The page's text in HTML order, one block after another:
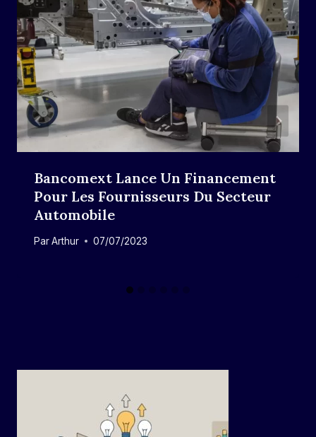
Bancomext Lance Un Financement
Pour Les Fournisseurs Du Secteur
Automobile
ParArthur 07/07/2023